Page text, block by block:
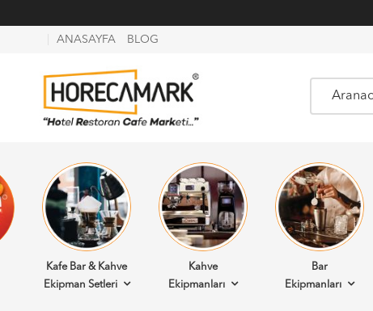
ANASAYFA BLOG
Kafe Bar & Kahve
Ekipman Setleri
Kahve
Ekipmanları
Bar
Ekipmanları